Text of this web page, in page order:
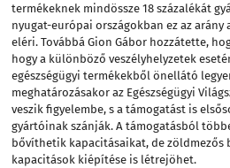
termékeknek mindössze 18 százalékát
nyugat-európai országokban ez az arány
eléri. Továbbá Gion Gábor hozzátette,
hogy a különböző veszélyhelyzetek
egészségügyi termékekből önellátó
meghatározásakor az Egészségügyi
veszik figyelembe, s a támogatást is
gyártóinak szánják. A támogatásból
bővíthetik kapacitásaikat, de zöldmezős
kapacitások kiépítése is létrejöhet.